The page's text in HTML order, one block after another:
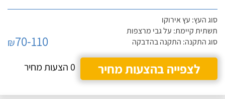
סוג העץ: עץ אירוקו
תשתית קיימת: על גבי מרצפות
סוג התקנה: התקנה בהדבקה
₪70-110
לצפייה בהצעות מחיר
0 הצעות מחיר